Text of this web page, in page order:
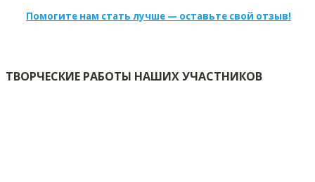
Помогите нам стать лучше — оставьте свой отзыв!
ТВОРЧЕСКИЕ РАБОТЫ НАШИХ УЧАСТНИКОВ